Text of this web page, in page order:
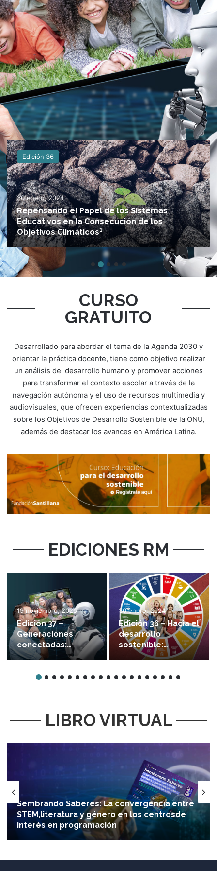
Edición 36
30 enero, 2024
ODS 1: Reducción de la Pobreza Infantil
CURSO
GRATUITO
Desarrollado para abordar el tema de la Agenda 2030 y
orientar la práctica docente, tiene como objetivo realizar
un análisis del desarrollo humano y promover acciones
para transformar el contexto escolar a través de la
navegación autónoma y el uso de recursos multimedia y
audiovisuales, que ofrecen experiencias contextualizadas
sobre los Objetivos de Desarrollo Sostenible de la ONU,
además de destacar los avances en América Latina.
EDICIONES RM
19 noviembre, 2025
Edición 37 –
Generaciones
conectadas:
educación y vida en
30 enero, 2024
Edición 36 – Hacia el
desarrollo
sostenible:
Iniciativas,
realidades.
LIBRO VIRTUAL
Sembrando Saberes: La convergencia entre
STEM,literatura y género en los centrosde
interés en programación